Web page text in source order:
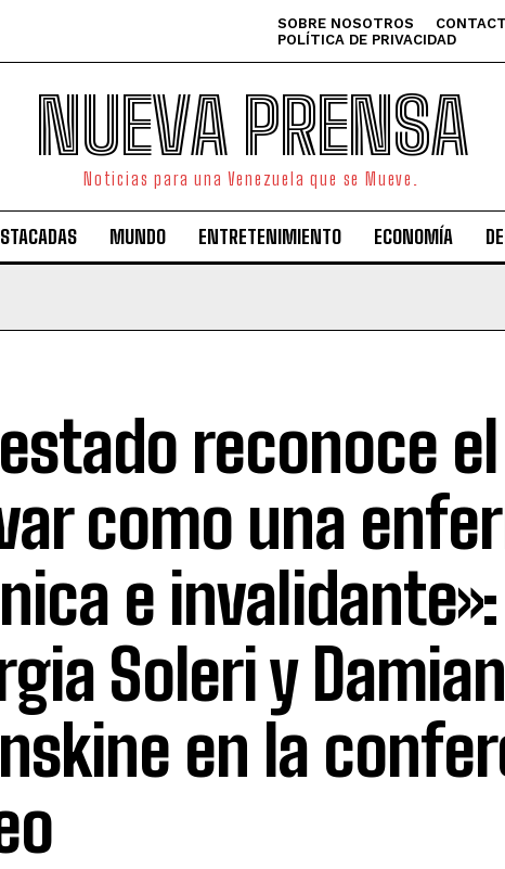
SOBRE NOSOTROS
POLÍTICA DE PRIVACIDAD
NUEVA PRENSA
Noticias para una Venezuela que se Mueve.
MUNDO ENTRETENIMIENTO ECONOMÍA
reconoce
como una
e invalidante»:
Soleri y
en la